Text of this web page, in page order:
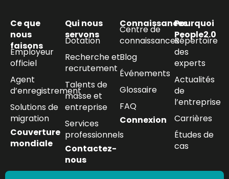
Ce que
nous
faisons
Employeur
officiel
Agent
d’enregistrement
Solutions de
migration
Couverture
mondiale
Qui nous
servons
Dotation
Recherche et
recrutement
Talents de
masse et
entreprise
Services
professionnels
Contactez-
nous
Connaissances
Centre de
connaissances
Blog
Événements
Glossaire
FAQ
Connexion
Pourquoi
People2.0
Répertoire
des
experts
Actualités
de
l’entreprise
Carrières
Études de
cas